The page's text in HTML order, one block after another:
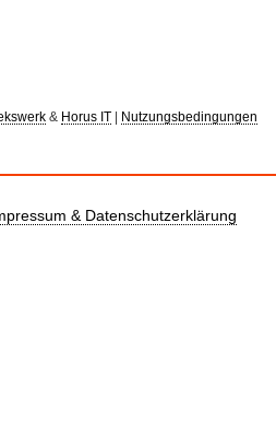
& Horus IT| Nutzungsbedingungen
& Datenschutzerklärung